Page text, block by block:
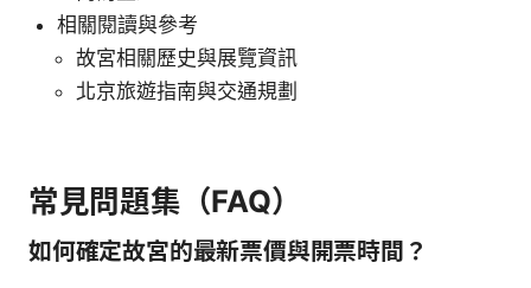
相關閱讀與參考
故宮相關歷史與展覽資訊
北京旅遊指南與交通規劃
常見問題集（FAQ）
如何確定故宮的最新票價與開票時間？